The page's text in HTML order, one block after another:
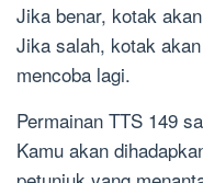
Jika benar, kotak
Jika salah, kotak
mencoba lagi.
Permainan TTS 149
Kamu akan